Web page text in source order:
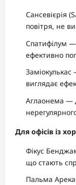
Сансевієрія
повітря, не
Спатифілум —
ефективно
виглядає
Аглаонема —
Для офісів із
Фікус
що стають
Пальма